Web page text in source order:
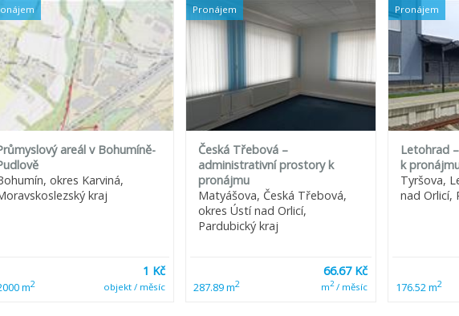
areál v Bohumíně-
okres Karviná,
kraj
m2
1 Kč
objekt / měsíc
Pronájem
Česká Třebová –
administrativní prostory k
pronájmu
Matyášova, Česká Třebová,
okres Ústí nad Orlicí,
Pardubický kraj
287.89 m2
66.67 Kč
m2/ měsíc
Pronájem
Letohrad
k
Tyršova,
nad Orlicí,
176.52 m2